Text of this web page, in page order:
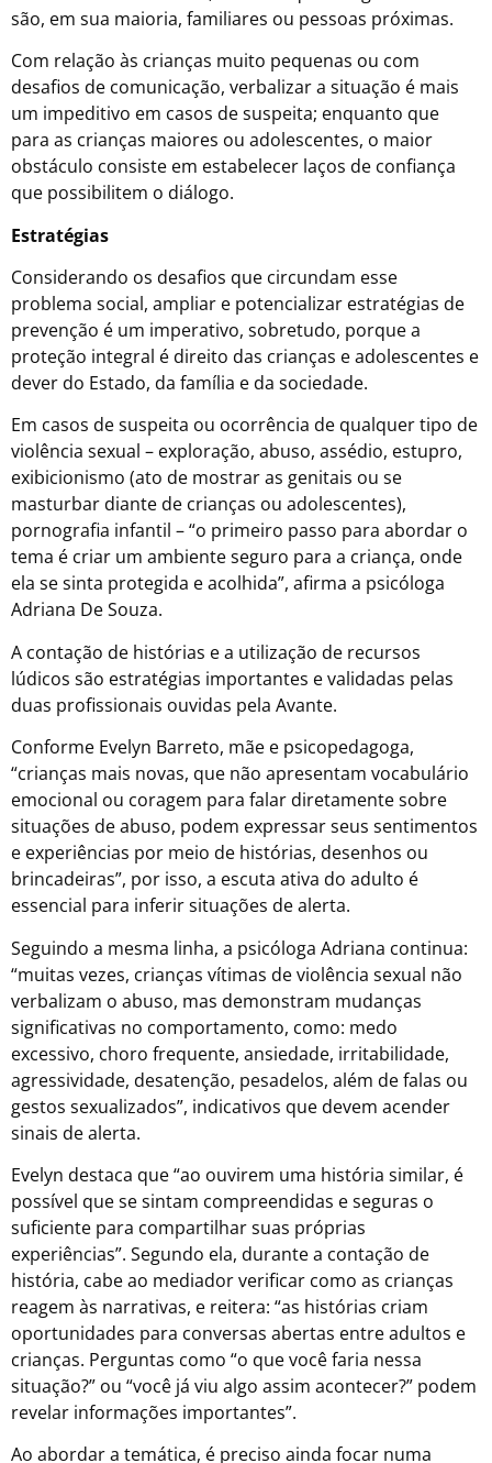
são, em sua maioria, familiares ou pessoas próximas.
Com relação às crianças muito pequenas ou com
desafios de comunicação, verbalizar a situação é mais
um impeditivo em casos de suspeita; enquanto que
para as crianças maiores ou adolescentes, o maior
obstáculo consiste em estabelecer laços de confiança
que possibilitem o diálogo.
Estratégias
Considerando os desafios que circundam esse
problema social, ampliar e potencializar estratégias de
prevenção é um imperativo, sobretudo, porque a
proteção integral é direito das crianças e adolescentes e
dever do Estado, da família e da sociedade.
Em casos de suspeita ou ocorrência de qualquer tipo de
violência sexual – exploração, abuso, assédio, estupro,
exibicionismo (ato de mostrar as genitais ou se
masturbar diante de crianças ou adolescentes),
pornografia infantil – “o primeiro passo para abordar o
tema é criar um ambiente seguro para a criança, onde
ela se sinta protegida e acolhida”, afirma a psicóloga
Adriana De Souza.
A contação de histórias e a utilização de recursos
lúdicos são estratégias importantes e validadas pelas
duas profissionais ouvidas pela Avante.
Conforme Evelyn Barreto, mãe e psicopedagoga,
“crianças mais novas, que não apresentam vocabulário
emocional ou coragem para falar diretamente sobre
situações de abuso, podem expressar seus sentimentos
e experiências por meio de histórias, desenhos ou
brincadeiras”, por isso, a escuta ativa do adulto é
essencial para inferir situações de alerta.
Seguindo a mesma linha, a psicóloga Adriana continua:
“muitas vezes, crianças vítimas de violência sexual não
verbalizam o abuso, mas demonstram mudanças
significativas no comportamento, como: medo
excessivo, choro frequente, ansiedade, irritabilidade,
agressividade, desatenção, pesadelos, além de falas ou
gestos sexualizados”, indicativos que devem acender
sinais de alerta.
Evelyn destaca que “ao ouvirem uma história similar, é
possível que se sintam compreendidas e seguras o
suficiente para compartilhar suas próprias
experiências”. Segundo ela, durante a contação de
história, cabe ao mediador verificar como as crianças
reagem às narrativas, e reitera: “as histórias criam
oportunidades para conversas abertas entre adultos e
crianças. Perguntas como “o que você faria nessa
situação?” ou “você já viu algo assim acontecer?” podem
revelar informações importantes”.
Ao abordar a temática, é preciso ainda focar numa